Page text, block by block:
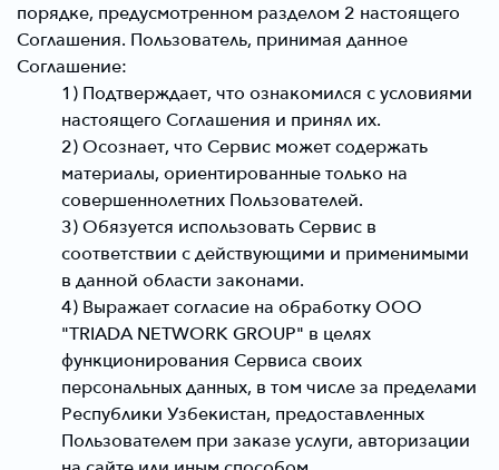
порядке, предусмотренном разделом 2 настоящего
Соглашения. Пользователь, принимая данное
Соглашение:
1) Подтверждает, что ознакомился с условиями
настоящего Соглашения и принял их.
2) Осознает, что Сервис может содержать
материалы, ориентированные только на
совершеннолетних Пользователей.
3) Обязуется использовать Сервис в
соответствии с действующими и применимыми
в данной области законами.
4) Выражает согласие на обработку ООО
"TRIADA NETWORK GROUP" в целях
функционирования Сервиса своих
персональных данных, в том числе за пределами
Республики Узбекистан, предоставленных
Пользователем при заказе услуги, авторизации